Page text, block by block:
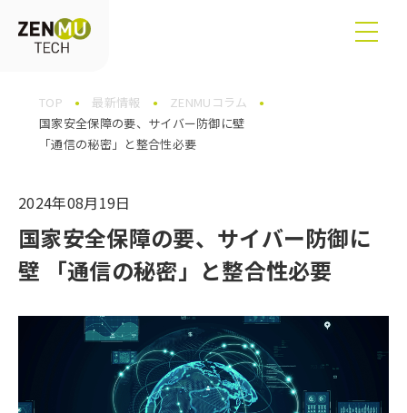
TOP 最新情報
ZENMUコラム
国家安全保障の要、サイバー防御に壁
「通信の秘密」と整合性必要
2024年08月19日
国家安全保障の要、サイバー防御に
壁 「通信の秘密」と整合性必要